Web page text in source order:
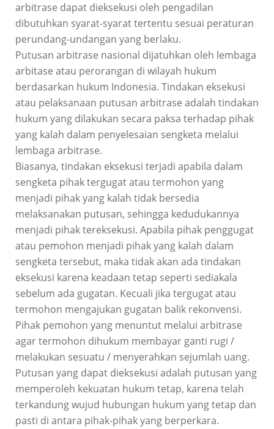
arbitrase dapat dieksekusi oleh pengadilan
dibutuhkan syarat-syarat tertentu sesuai peraturan
perundang-undangan yang berlaku.
Putusan arbitrase nasional dijatuhkan oleh lembaga
arbitase atau perorangan di wilayah hukum
berdasarkan hukum Indonesia. Tindakan eksekusi
atau pelaksanaan putusan arbitrase adalah tindakan
hukum yang dilakukan secara paksa terhadap pihak
yang kalah dalam penyelesaian sengketa melalui
lembaga arbitrase.
Biasanya, tindakan eksekusi terjadi apabila dalam
sengketa pihak tergugat atau termohon yang
menjadi pihak yang kalah tidak bersedia
melaksanakan putusan, sehingga kedudukannya
menjadi pihak tereksekusi. Apabila pihak penggugat
atau pemohon menjadi pihak yang kalah dalam
sengketa tersebut, maka tidak akan ada tindakan
eksekusi karena keadaan tetap seperti sediakala
sebelum ada gugatan. Kecuali jika tergugat atau
termohon mengajukan gugatan balik rekonvensi.
Pihak pemohon yang menuntut melalui arbitrase
agar termohon dihukum membayar ganti rugi /
melakukan sesuatu / menyerahkan sejumlah uang.
Putusan yang dapat dieksekusi adalah putusan yang
memperoleh kekuatan hukum tetap, karena telah
terkandung wujud hubungan hukum yang tetap dan
pasti di antara pihak-pihak yang berperkara.